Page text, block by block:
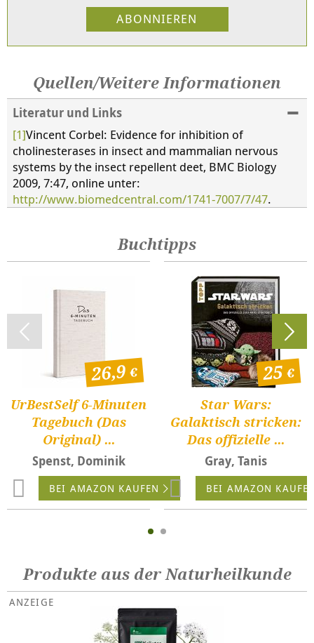
Quellen/Weitere Informationen
Literatur und Links
[1]Vincent Corbel: Evidence for inhibition of
cholinesterases in insect and mammalian nervous
systems by the insect repellent deet, BMC Biology
2009, 7:47, online unter:
http://www.biomedcentral.com/1741-7007/7/47.
Buchtipps
UrBestSelf 6-Minuten
Tagebuch (Das
Original) ...
Spenst, Dominik
26,9
BEI AMAZON KAUFEN
Star Wars:
Galaktisch stricken:
Das offizielle ...
Gray, Tanis
25
BEI AMAZON
Produkte aus der Naturheilkunde